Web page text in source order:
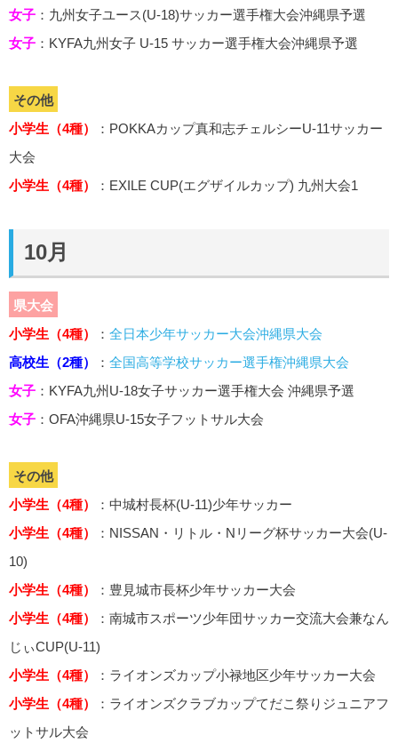
女子 ：九州女子ユース(U-18)サッカー選手権大会沖縄県予選
女子 ：KYFA九州女子 U-15 サッカー選手権大会沖縄県予選
その他
小学生（4種）
：POKKAカップ真和志チェルシーU-11サッカー
大会
小学生（4種）
：EXILE CUP(エグザイルカップ) 九州大会1
10月
県大会
小学生（4種）
： 全日本少年サッカー大会沖縄県大会
高校生（2種）
： 全国高等学校サッカー選手権沖縄県大会
女子 ：KYFA九州U-18女子サッカー選手権大会 沖縄県予選
女子 ：OFA沖縄県U-15女子フットサル大会
その他
小学生（4種）
：中城村長杯(U-11)少年サッカー
小学生（4種）
：NISSAN・リトル・Nリーグ杯サッカー大会(U-
10)
小学生（4種）
：豊見城市長杯少年サッカー大会
小学生（4種）
：南城市スポーツ少年団サッカー交流大会兼なん
じぃCUP(U-11)
小学生（4種）
：ライオンズカップ小禄地区少年サッカー大会
小学生（4種）
：ライオンズクラブカップてだこ祭りジュニアフ
ットサル大会